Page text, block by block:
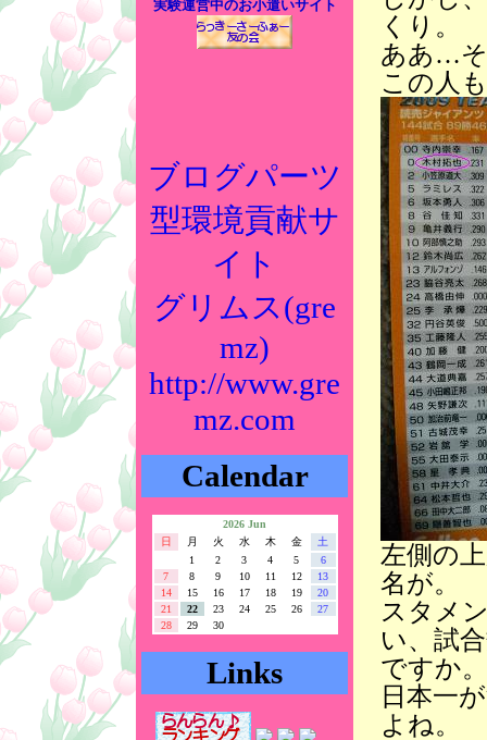
実験運営中のお小遣いサイト
ブログパーツ
型環境貢献サ
イト
グリムス(gre
mz)
http://www.gre
mz.com
Calendar
2026 Jun
日
月 火 水 木 金
土
1
2 3 4 5
6
7
8 9 10 11 12
13
14
15 16 17 18 19
20
21
22 23 24 25 26
27
28
29 30
Links
くり。
ああ…そ
この人
左側の
名が。
スタメ
い、試
ですか。
日本一
よね。